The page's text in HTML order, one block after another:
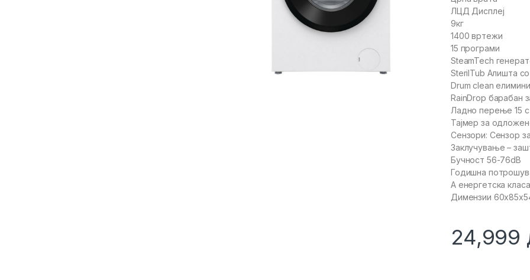
ЛЦД Дисплеј
9кг
1400 вртежи
15 програми
SteamTech
SterilTub Алишта
Drum clean
RainDrop барабан
Ладно перење 15
Тајмер за
Сензори: Сензор
Заклучување –
Бучност 56-76dB
Годишна
А енергетска класа
Димензии
24,999